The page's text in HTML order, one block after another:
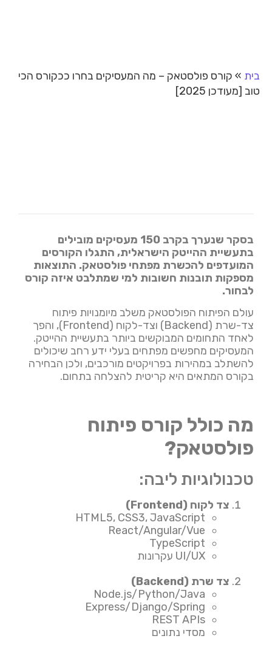
בית » קורס פולסטאק – מה המעסיקים בחרו ככקורס הכי
טוב [מעודכן 2025]
בסקר שנערך בקרב 150 מעסיקים מובילים
בתעשיית ההייטק הישראלית, התגלו הקורסים
המועדפים להכשרת מפתחי פולסטאק. התוצאות
מספקות תובנות חשובות למי שמתלבט איזה קורס
לבחור.
עולם הפיתוח הפולסטאק משלב מיומנויות פיתוח
צד-שרת (Backend) וצד-לקוח (Frontend), והפך
לאחד התחומים המבוקשים ביותר בתעשיית ההייטק.
המעסיקים מחפשים מפתחים בעלי ידע רחב שיכולים
להשתלב במהירות בפרויקטים מורכבים, ולכן הבחירה
בקורס המתאים היא קריטית להצלחה בתחום.
מה כולל קורס פיתוח
פולסטאק?
טכנולוגיות ליבה:
צד לקוח (Frontend)
HTML5, CSS3, JavaScript
React/Angular/Vue
TypeScript
UI/UX עקרונות
צד שרת (Backend)
Node.js/Python/Java
Express/Django/Spring
REST APIs
מסדי נתונים